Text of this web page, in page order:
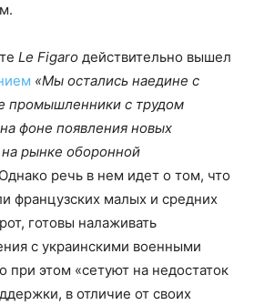
Le Figaro действительно вышел
«Мы остались наедине с
промышленники с трудом
фоне появления новых
на рынке оборонной
речь в нем идет о том, что
французских малых и средних
готовы налаживать
с украинскими военными
при этом «сетуют на недостаток
в отличие от своих